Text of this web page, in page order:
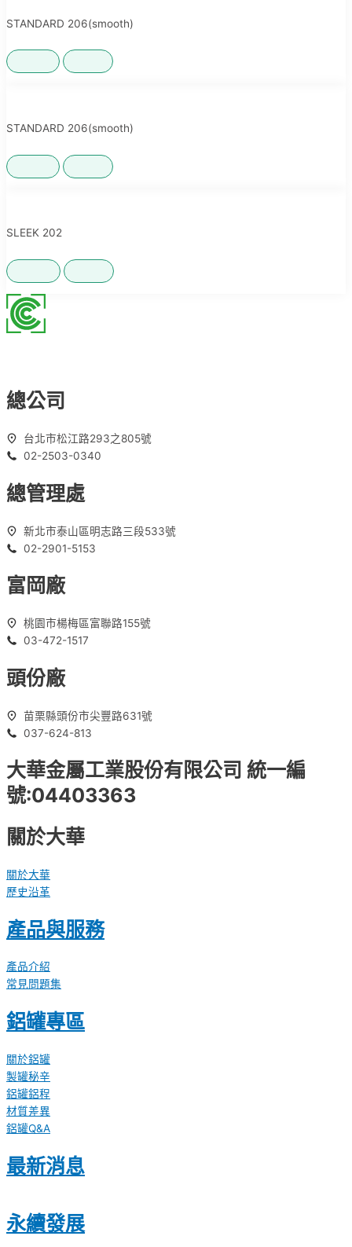
STANDARD 206(smooth)
STANDARD 206(smooth)
SLEEK 202
總公司
台北市松江路293之805號
02-2503-0340
總管理處
新北市泰山區明志路三段533號
02-2901-5153
富岡廠
桃園市楊梅區富聯路155號
03-472-1517
頭份廠
苗栗縣頭份市尖豐路631號
037-624-813
大華金屬工業股份有限公司 統一編
號:04403363
關於大華
關於大華
歷史沿革
產品與服務
產品介紹
常見問題集
鋁罐專區
關於鋁罐
製罐秘辛
鋁罐鋁程
材質差異
鋁罐Q&A
最新消息
永續發展